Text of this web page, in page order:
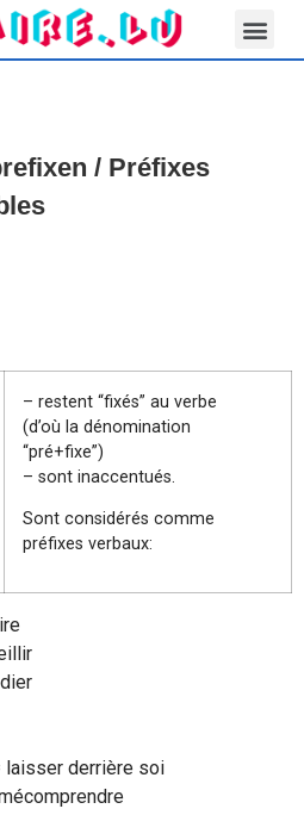
/ Préfixes
– restent “fixés” au verbe
(d’où la dénomination
“pré+fixe”)
– sont inaccentués.
Sont considérés comme
préfixes verbaux:
laisser derrière soi